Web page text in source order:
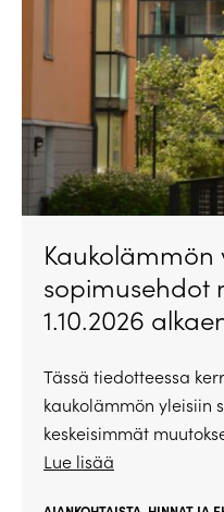
Kaukolämmön
sopimusehdot
1.10.2026
Tässä tiedotteessa
kaukolämmön yleisiin
keskeisimmät
Lue lisää